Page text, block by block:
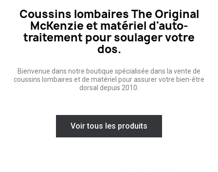
Coussins lombaires The Original
McKenzie et matériel d'auto-
traitement pour soulager votre
dos.
Bienvenue dans notre boutique spécialisée dans la vente de
coussins lombaires et de matériel pour assurer votre bien-être
dorsal depuis 2010.
Voir tous les produits